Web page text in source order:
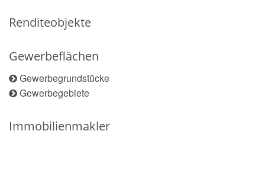
Renditeobjekte
Gewerbeflächen
Gewerbegrundstücke
Gewerbegebiete
Immobilienmakler